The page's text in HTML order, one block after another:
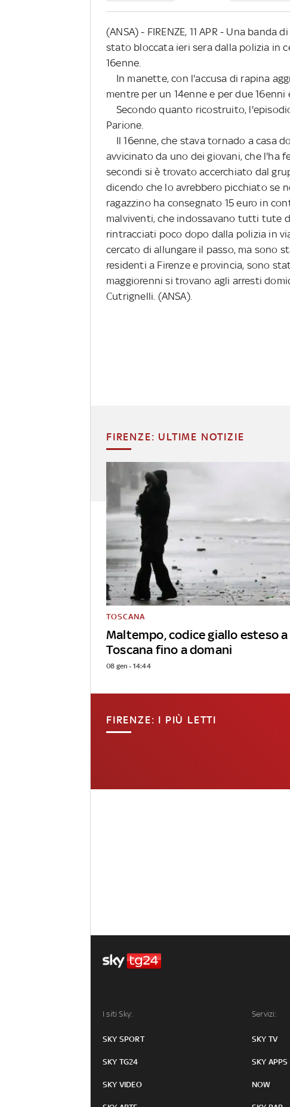
(ANSA) - FIRENZE, 11 APR - Una banda
stato bloccata ieri sera dalla polizia in
16enne.
In manette, con l'accusa di rapina
mentre per un 14enne e per due
Secondo quanto ricostruito,
Parione.
Il 16enne, che stava tornado a casa
avvicinato da uno dei giovani, che l'ha
secondi si è trovato accerchiato dal
dicendo che lo avrebbero picchiato se
ragazzino ha consegnato 15 euro in
malviventi, che indossavano tutti tute
rintracciati poco dopo dalla polizia in
cercato di allungare il passo, ma sono
residenti a Firenze e provincia, sono
maggiorenni si trovano agli arresti
Cutrignelli. (ANSA).
FIRENZE: ULTIME NOTIZIE
Maltempo, codice giallo esteso
Toscana fino a domani
TOSCANA
08 gen - 14:44
FIRENZE: I PIÙ LETTI
I siti Sky:
SKY SPORT
SKY TG24
SKY VIDEO
Servizi:
SKY TV
SKY APPS
NOW